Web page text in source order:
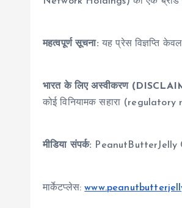
महत्वपूर्ण सूचना: यह प्रेस विज्ञप्ति
भारत के लिए अस्वीकरण
कोई विनियामक सहारा (regulatory
मीडिया संपर्क: PeanutButterJelly
मार्केटप्लेस: